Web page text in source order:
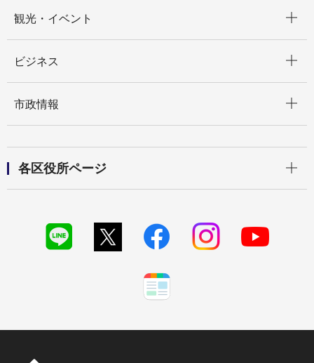
観光・イベント
ビジネス
市政情報
各区役所ページ